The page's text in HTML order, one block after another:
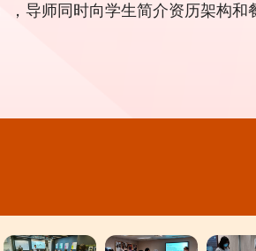
导师同时向学生简介资历架构和